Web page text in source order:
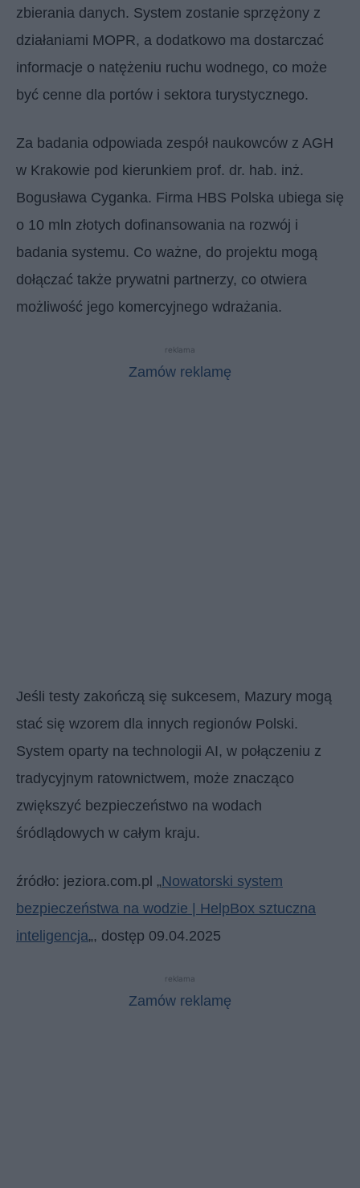
zbierania danych. System zostanie sprzężony z
działaniami MOPR, a dodatkowo ma dostarczać
informacje o natężeniu ruchu wodnego, co może
być cenne dla portów i sektora turystycznego.
Za badania odpowiada zespół naukowców z AGH
w Krakowie pod kierunkiem prof. dr. hab. inż.
Bogusława Cyganka. Firma HBS Polska ubiega się
o 10 mln złotych dofinansowania na rozwój i
badania systemu. Co ważne, do projektu mogą
dołączać także prywatni partnerzy, co otwiera
możliwość jego komercyjnego wdrażania.
reklama
Zamów reklamę
Jeśli testy zakończą się sukcesem, Mazury mogą
stać się wzorem dla innych regionów Polski.
System oparty na technologii AI, w połączeniu z
tradycyjnym ratownictwem, może znacząco
zwiększyć bezpieczeństwo na wodach
śródlądowych w całym kraju.
źródło: jeziora.com.pl „Nowatorski system
bezpieczeństwa na wodzie | HelpBox sztuczna
inteligencja„, dostęp 09.04.2025
reklama
Zamów reklamę